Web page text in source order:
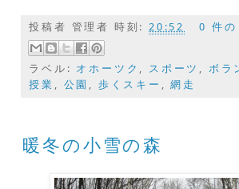
投稿者 管理者 時刻:20:52 0 件の
ラベル: オホーツク , スポーツ , ボラ
授業 , 公園 , 歩くスキー ,網走
暖冬の小雪の森